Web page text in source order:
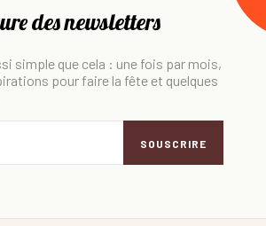
des newsletters
simple que cela : une fois par mois,
pour faire la fête et quelques
SOUSCRIRE